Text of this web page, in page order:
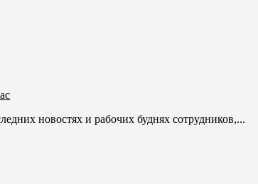
новостях и рабочих буднях сотрудников,...